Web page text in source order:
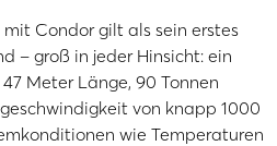
Condor gilt als sein erstes
– groß in jeder Hinsicht: ein
Meter Länge, 90 Tonnen
von knapp 1000
wie Temperaturen